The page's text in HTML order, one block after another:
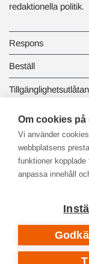
redaktionella politik.
Respons
Beställ
Dataskydd och
Länkbiblioteket
Om cookies
Vi använder
webbplatsens
funktioner
anpassa innehåll